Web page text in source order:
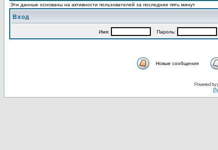
Эти данные основаны на активности пользователей за последние пять минут
Вход
Имя: Пароль:
Новые сообщения
Powered by